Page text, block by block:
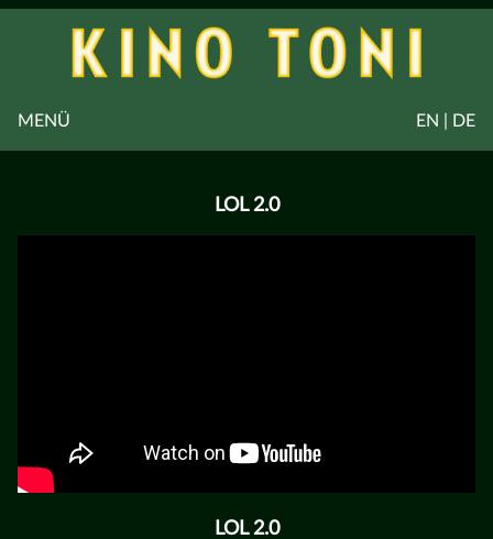
EN | DE
MENÜ
LOL 2.0
LOL 2.0